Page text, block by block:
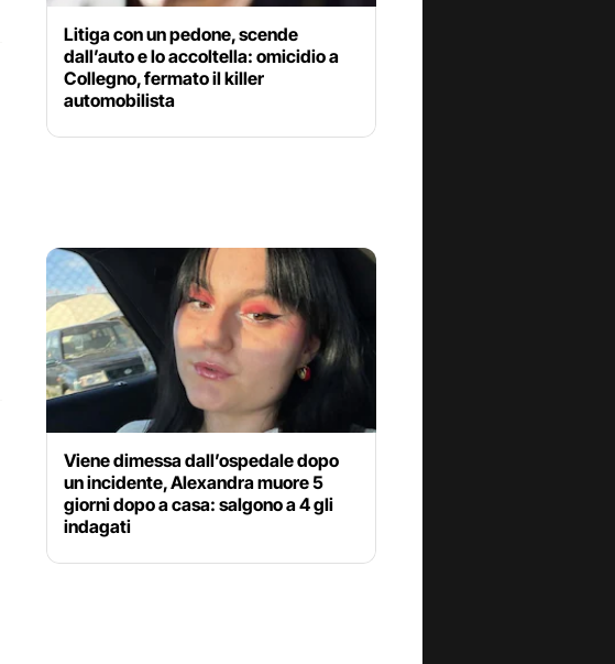
Litiga con un pedone, scende
dall’auto e lo accoltella: omicidio a
Collegno, fermato il killer
automobilista
Viene dimessa dall’ospedale dopo
un incidente, Alexandra muore 5
giorni dopo a casa: salgono a 4 gli
indagati